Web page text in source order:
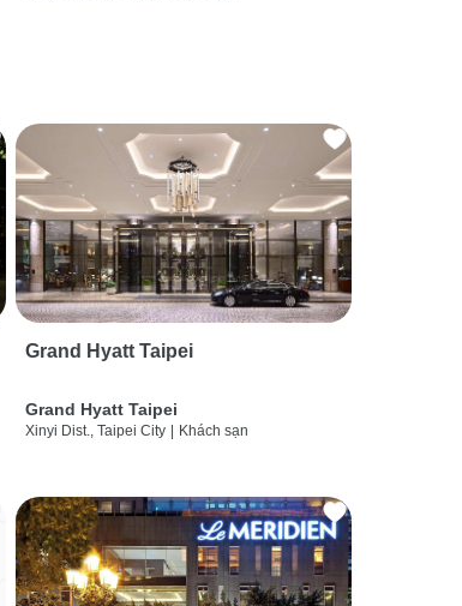
Grand Hyatt Taipei
Grand Hyatt Taipei
Xinyi Dist., Taipei City Khách sạn